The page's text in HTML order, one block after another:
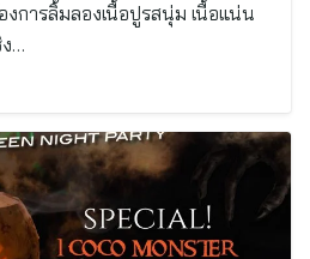
การลิ้มลองเนื้อปูรสนุ่ม เนื้อแน่น
…